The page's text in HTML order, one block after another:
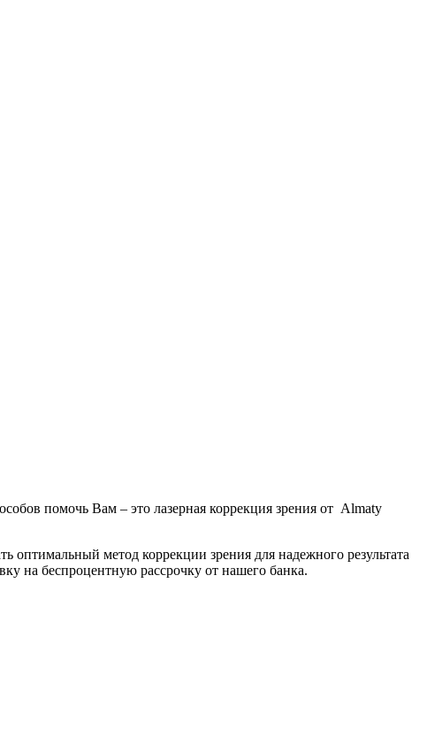
помочь Вам – это лазерная коррекция зрения от Almaty
метод коррекции зрения для надежного результата
на беспроцентную рассрочку от нашего банка.